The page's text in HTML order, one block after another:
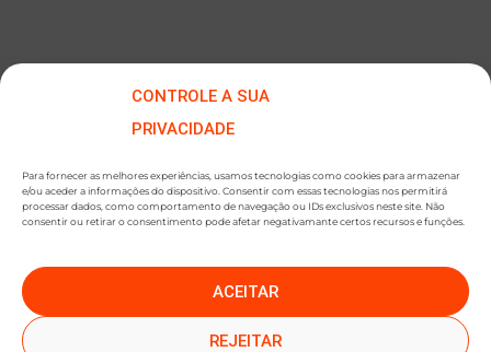
CONTROLE A SUA
PRIVACIDADE
Para fornecer as melhores experiências, usamos tecnologias como cookies para armazenar
e/ou aceder a informações do dispositivo. Consentir com essas tecnologias nos permitirá
processar dados, como comportamento de navegação ou IDs exclusivos neste site. Não
consentir ou retirar o consentimento pode afetar negativamante certos recursos e funções.
ACEITAR
REJEITAR
●SUBSCREVER NEWSLETTER●